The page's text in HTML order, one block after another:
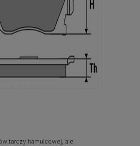
tarczy hamulcowej, ale